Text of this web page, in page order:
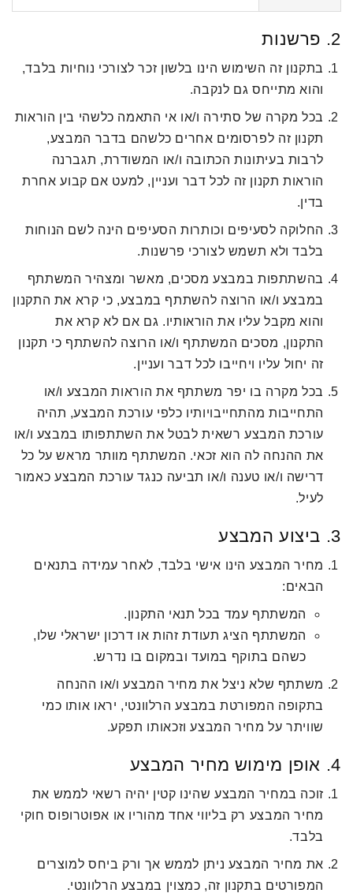
2. פרשנות
בתקנון זה השימוש הינו בלשון זכר לצורכי נוחיות בלבד,
והוא מתייחס גם לנקבה.
בכל מקרה של סתירה ו/או אי התאמה כלשהי בין הוראות
תקנון זה לפרסומים אחרים כלשהם בדבר המבצע,
לרבות בעיתונות הכתובה ו/או המשודרת, תגברנה
הוראות תקנון זה לכל דבר ועניין, למעט אם קבוע אחרת
בדין.
החלוקה לסעיפים וכותרות הסעיפים הינה לשם הנוחות
בלבד ולא תשמש לצורכי פרשנות.
בהשתתפות במבצע מסכים, מאשר ומצהיר המשתתף
במבצע ו/או הרוצה להשתתף במבצע, כי קרא את התקנון
והוא מקבל עליו את הוראותיו. גם אם לא קרא את
התקנון, מסכים המשתתף ו/או הרוצה להשתתף כי תקנון
זה יחול עליו ויחייבו לכל דבר ועניין.
בכל מקרה בו יפר משתתף את הוראות המבצע ו/או
התחייבות מהתחייבויותיו כלפי עורכת המבצע, תהיה
עורכת המבצע רשאית לבטל את השתתפותו במבצע ו/או
את ההנחה לה הוא זכאי. המשתתף מוותר מראש על כל
דרישה ו/או טענה ו/או תביעה כנגד עורכת המבצע כאמור
לעיל.
3. ביצוע המבצע
מחיר המבצע הינו אישי בלבד, לאחר עמידה בתנאים
הבאים:
המשתתף עמד בכל תנאי התקנון.
המשתתף הציג תעודת זהות או דרכון ישראלי שלו,
כשהם בתוקף במועד ובמקום בו נדרש.
משתתף שלא ניצל את מחיר המבצע ו/או ההנחה
בתקופה המפורטת במבצע הרלוונטי, יראו אותו כמי
שוויתר על מחיר המבצע וזכאותו תפקע.
4. אופן מימוש מחיר המבצע
זוכה במחיר המבצע שהינו קטין יהיה רשאי לממש את
מחיר המבצע רק בליווי אחד מהוריו או אפוטרופוס חוקי
בלבד.
את מחיר המבצע ניתן לממש אך ורק ביחס למוצרים
המפורטים בתקנון זה, כמצוין במבצע הרלוונטי.